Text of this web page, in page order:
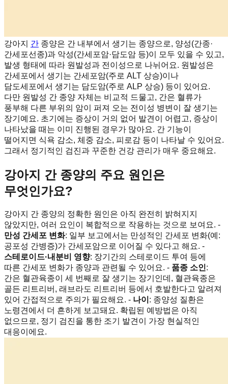
강아지 간 종양은 간 내부에서 생기는 종양으로, 양성(간종·
간세포선종)과 악성(간세포암·담도암 등)이 모두 있을 수 있고,
발생 형태에 따라 원발성과 전이성으로 나뉘어요. 원발성은
간세포에서 생기는 간세포암(주로 ALT 상승)이나
담도세포에서 생기는 담도암(주로 ALP 상승) 등이 있어요.
다만 원발성 간 종양 자체는 비교적 드물고, 간은 혈류가
풍부해 다른 부위의 암이 퍼져 오는 전이성 병변이 잘 생기는
장기예요. 초기에는 증상이 거의 없어 발견이 어렵고, 증상이
나타났을 때는 이미 진행된 경우가 많아요. 간 기능이
떨어지면 식욕 감소, 체중 감소, 피로감 등이 나타날 수 있어요.
그래서 정기적인 검진과 꾸준한 건강 관리가 매우 중요해요.
강아지 간 종양의 주요 원인은
무엇인가요?
강아지 간 종양의 정확한 원인은 아직 완전히 밝혀지지
않았지만, 여러 요인이 복합적으로 작용하는 것으로 보여요. -
만성 간세포 변화: 일부 보고에서는 만성적인 간세포 변화(예:
공포성 간병증)가 간세포암으로 이어질 수 있다고 해요. -
스테로이드·내분비 영향: 장기간의 스테로이드 투여 등에
따른 간세포 변화가 종양과 관련될 수 있어요. - 품종 소인:
간은 혈관육종이 세 번째로 잘 생기는 장기인데, 혈관육종은
골든 리트리버, 래브라도 리트리버 등에서 호발한다고 알려져
있어 간접적으로 주의가 필요해요. - 나이 : 종양성 질환은
노령견에서 더 흔하게 보고돼요. 확립된 예방법은 아직
없으므로, 정기 검진을 통한 조기 발견이 가장 현실적인
대응이에요.